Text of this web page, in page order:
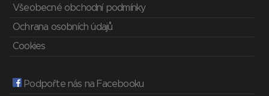
Všeobecné obchodní podmínky
Ochrana osobních údajů
Cookies
Podpořte nás na Facebooku